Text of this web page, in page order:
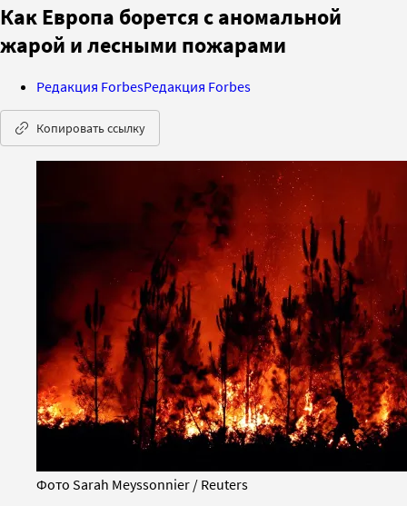
Как Европа борется с аномальной
жарой и лесными пожарами
Редакция ForbesРедакция Forbes
Копировать ссылку
Фото Sarah Meyssonnier / Reuters